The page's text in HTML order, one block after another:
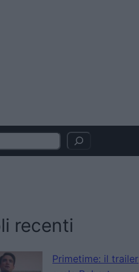
recenti
Primetime: il trailer